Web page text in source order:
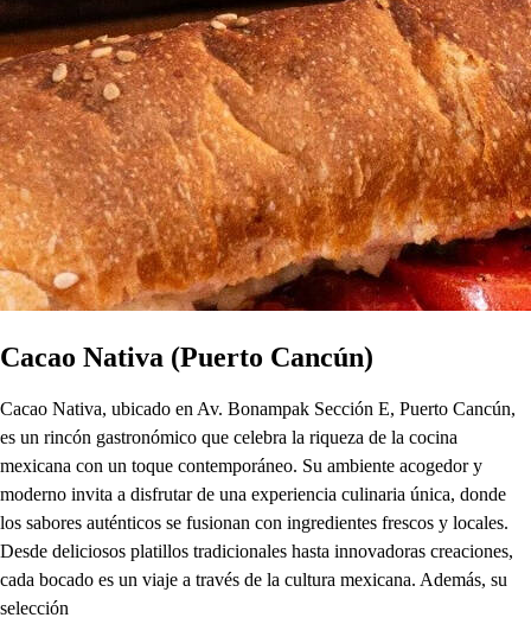
Cacao Nativa (Puerto Cancún)
Cacao Nativa, ubicado en Av. Bonampak Sección E, Puerto Cancún,
es un rincón gastronómico que celebra la riqueza de la cocina
mexicana con un toque contemporáneo. Su ambiente acogedor y
moderno invita a disfrutar de una experiencia culinaria única, donde
los sabores auténticos se fusionan con ingredientes frescos y locales.
Desde deliciosos platillos tradicionales hasta innovadoras creaciones,
cada bocado es un viaje a través de la cultura mexicana. Además, su
selección